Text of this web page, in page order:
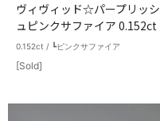
ヴィヴィッド☆パープリッシ
ュピンクサファイア 0.152ct
0.152ct / ┗ピンクサファイア
[Sold]